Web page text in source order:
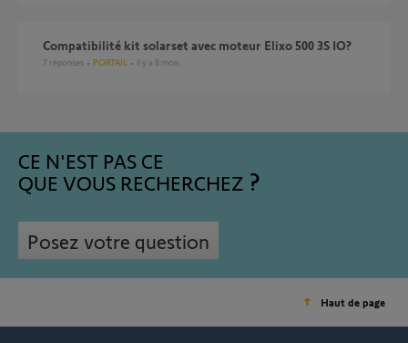
Compatibilité kit solarset avec moteur Elixo 500 3S IO?
7 réponses PORTAIL il y a 8 mois
CE N'EST PAS CE
QUE VOUS RECHERCHEZ
Posez votre question
Haut de page